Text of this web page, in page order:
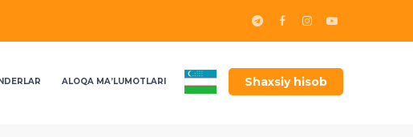
Shaxsiy hisob
ALOQA MA’LUMOTLARI